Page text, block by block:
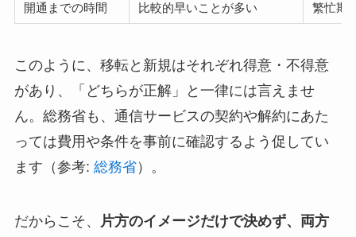
開通までの時間 比較的早いことが多い 繁忙期
このように、移転と新規はそれぞれ得意・不得意
があり、「どちらが正解」と一律には言えませ
ん。総務省も、通信サービスの契約や解約にあた
っては費用や条件を事前に確認するよう促してい
ます（参考: 総務省）。
だからこそ、
片方のイメージだけで決めず、両方